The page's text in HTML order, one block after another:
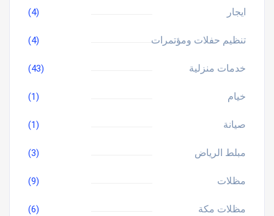
ايجار (4)
تنظيم حفلات ومؤتمرات (4)
خدمات منزلية (43)
خيام (1)
صيانة (1)
مبلط الرياض (3)
مظلات (9)
مظلات مكة (6)